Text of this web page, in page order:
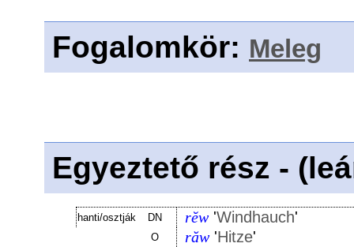
Fogalomkör: Meleg
Egyeztető rész -
hanti/osztják DN rĕw'Windhauch'
O răw'Hitze'